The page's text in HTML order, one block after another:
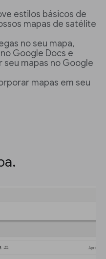
estilos básicos de
mapas de satélite
no seu mapa,
Google Docs e
seu mapas no Google
mapas em seu